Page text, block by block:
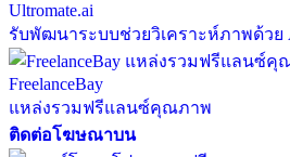
Ultromate.ai
รับพัฒนาระบบช่วยวิเคราะห์ภาพด้วย
FreelanceBay
แหล่งรวมฟรีแลนซ์คุณภาพ
ติดต่อโฆษณาบน